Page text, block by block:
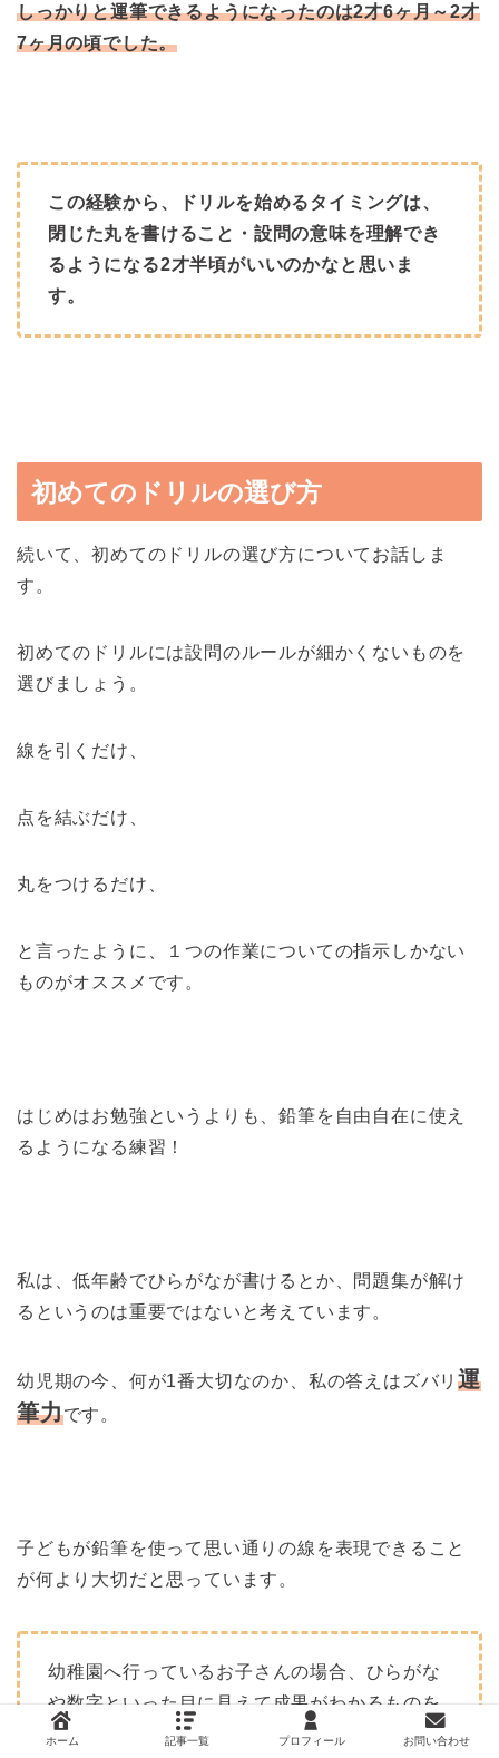
しっかりと運筆できるようになったのは2才6ヶ月～2才
7ヶ月の頃でした。
この経験から、ドリルを始めるタイミングは、
閉じた丸を書けること・設問の意味を理解でき
るようになる2才半頃がいいのかなと思いま
す。
初めてのドリルの選び方
続いて、初めてのドリルの選び方についてお話しま
す。
初めてのドリルには設問のルールが細かくないものを
選びましょう。
線を引くだけ、
点を結ぶだけ、
丸をつけるだけ、
と言ったように、１つの作業についての指示しかない
ものがオススメです。
はじめはお勉強というよりも、鉛筆を自由自在に使え
るようになる練習！
私は、低年齢でひらがなが書けるとか、問題集が解け
るというのは重要ではないと考えています。
幼児期の今、何が1番大切なのか、私の答えはズバリ運
筆力です。
子どもが鉛筆を使って思い通りの線を表現できること
が何より大切だと思っています。
幼稚園へ行っているお子さんの場合、ひらがな
や数字といった目に見えて成果がわかるものを
進めがち。
ホーム 記事一覧 プロフィール お問い合わせ